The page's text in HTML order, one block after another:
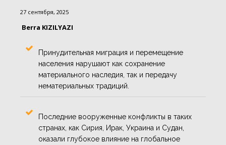
27 сентября, 2025
Berra KIZILYAZI
Принудительная миграция и перемещение
населения нарушают как сохранение
материального наследия, так и передачу
нематериальных традиций.
Последние вооруженные конфликты в таких
странах, как Сирия, Ирак, Украина и Судан,
оказали глубокое влияние на глобальное